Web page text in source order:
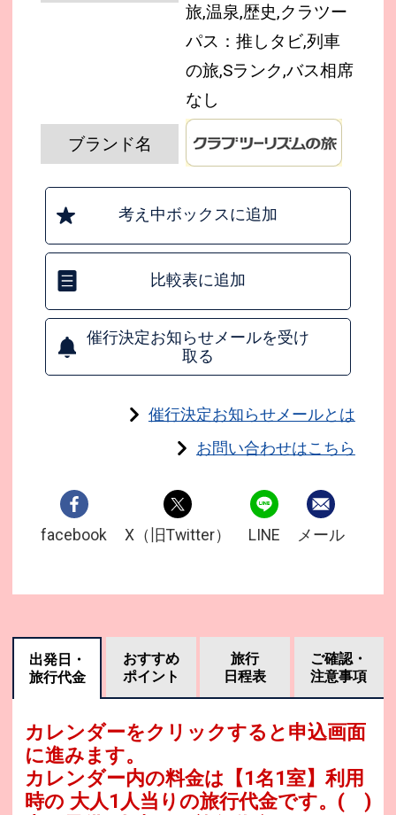
旅,温泉,歴史,クラツー
パス：推しタビ,列車
の旅,Sランク,バス相席
なし
ブランド名
考え中ボックスに追加
比較表に追加
催行決定お知らせメールを受け
取る
催行決定お知らせメールとは
お問い合わせはこちら
facebook X（旧Twitter） LINE メール
出発日・
旅行代金
おすすめ
ポイント
旅行
日程表
ご確認・
注意事項
カレンダーをクリックすると申込画面
に進みます。
カレンダー内の料金は 【1名1室】利用
時の 大人1人当りの旅行代金です。 ( )